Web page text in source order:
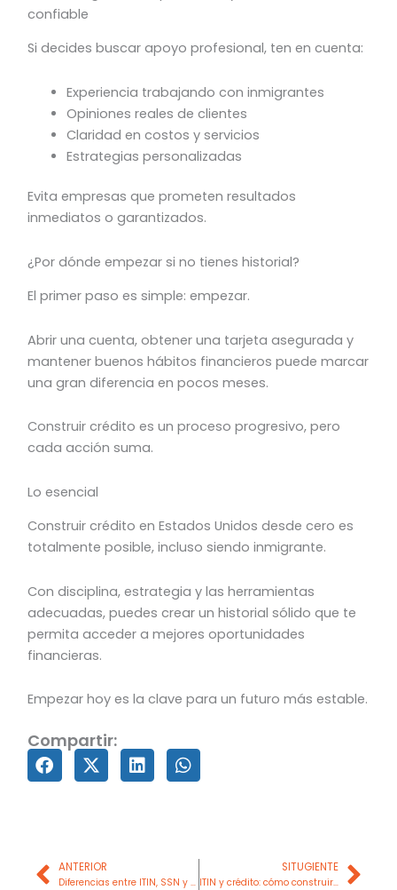
confiable
Si decides buscar apoyo profesional, ten en cuenta:
Experiencia trabajando con inmigrantes
Opiniones reales de clientes
Claridad en costos y servicios
Estrategias personalizadas
Evita empresas que prometen resultados
inmediatos o garantizados.
¿Por dónde empezar si no tienes historial?
El primer paso es simple: empezar.
Abrir una cuenta, obtener una tarjeta asegurada y
mantener buenos hábitos financieros puede marcar
una gran diferencia en pocos meses.
Construir crédito es un proceso progresivo, pero
cada acción suma.
Lo esencial
Construir crédito en Estados Unidos desde cero es
totalmente posible, incluso siendo inmigrante.
Con disciplina, estrategia y las herramientas
adecuadas, puedes crear un historial sólido que te
permita acceder a mejores oportunidades
financieras.
Empezar hoy es la clave para un futuro más estable.
Compartir:
Prev
ANTERIOR
Diferencias entre ITIN, SSN y EIN para construir crédito en EE. UU
SITUGIENTE
ITIN y crédito: cómo construir historial sin Seguro Social